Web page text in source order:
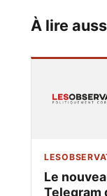
À lire
Le
Telegram